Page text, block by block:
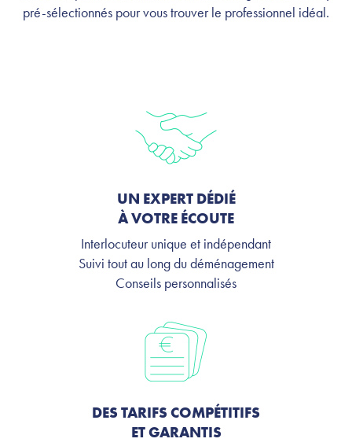
pré-sélectionnés pour vous trouver le professionnel idéal.
UN EXPERT DÉDIÉ
À VOTRE ÉCOUTE
Interlocuteur unique et indépendant
Suivi tout au long du déménagement
Conseils personnalisés
DES TARIFS COMPÉTITIFS
ET GARANTIS